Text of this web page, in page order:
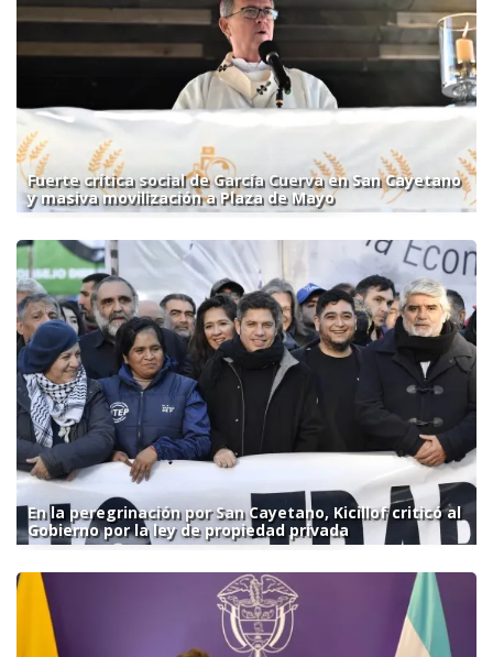
Fuerte crítica social de García Cuerva en San Cayetano
y masiva movilización a Plaza de Mayo
En la peregrinación por San Cayetano, Kicillof criticó al
Gobierno por la ley de propiedad privada